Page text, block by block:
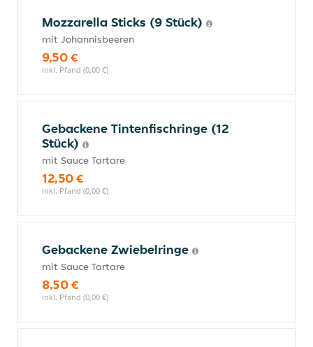
Mozzarella Sticks (9 Stück)
mit Johannisbeeren
9,50 €
inkl. Pfand (0,00 €)
Gebackene Tintenfischringe (12
Stück)
mit Sauce Tartare
12,50 €
inkl. Pfand (0,00 €)
Gebackene Zwiebelringe
mit Sauce Tartare
8,50 €
inkl. Pfand (0,00 €)